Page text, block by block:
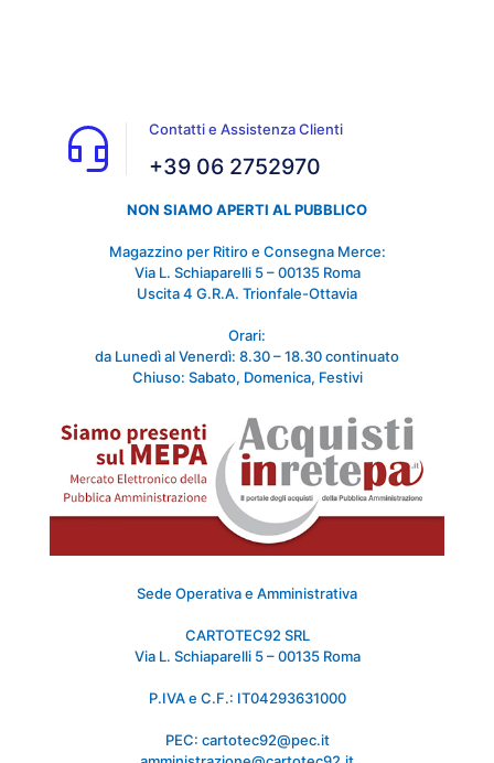
Contatti e Assistenza Clienti
+39 06 2752970
NON SIAMO APERTI AL PUBBLICO
Magazzino per Ritiro e Consegna Merce:
Via L. Schiaparelli 5 – 00135 Roma
Uscita 4 G.R.A. Trionfale-Ottavia
Orari:
da Lunedì al Venerdì: 8.30 – 18.30 continuato
Chiuso: Sabato, Domenica, Festivi
Sede Operativa e Amministrativa
CARTOTEC92 SRL
Via L. Schiaparelli 5 – 00135 Roma
P.IVA e C.F.: IT04293631000
PEC: cartotec92@pec.it